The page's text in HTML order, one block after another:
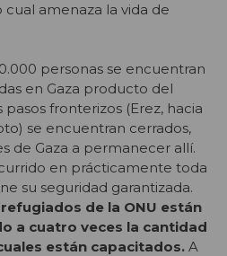
amenaza la vida de
personas se encuentran
en Gaza producto del
fronterizos (Erez, hacia
se encuentran cerrados,
de Gaza a permanecer allí.
en prácticamente toda
su seguridad garantizada.
de la ONU están
a cuatro veces la cantidad
están capacitados. A